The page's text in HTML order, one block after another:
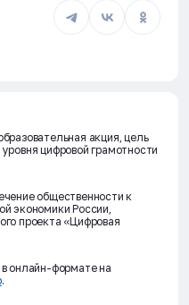
акция, цель
цифровой грамотности
общественности к
экономики России,
проекта «Цифровая
онлайн-формате на
.